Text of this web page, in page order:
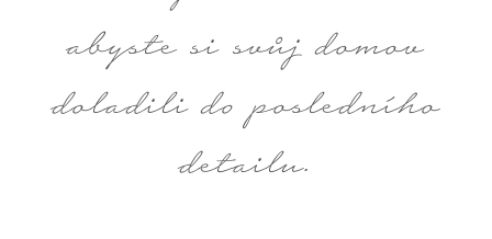
abyste si svůj domov
doladili do posledního
detailu.